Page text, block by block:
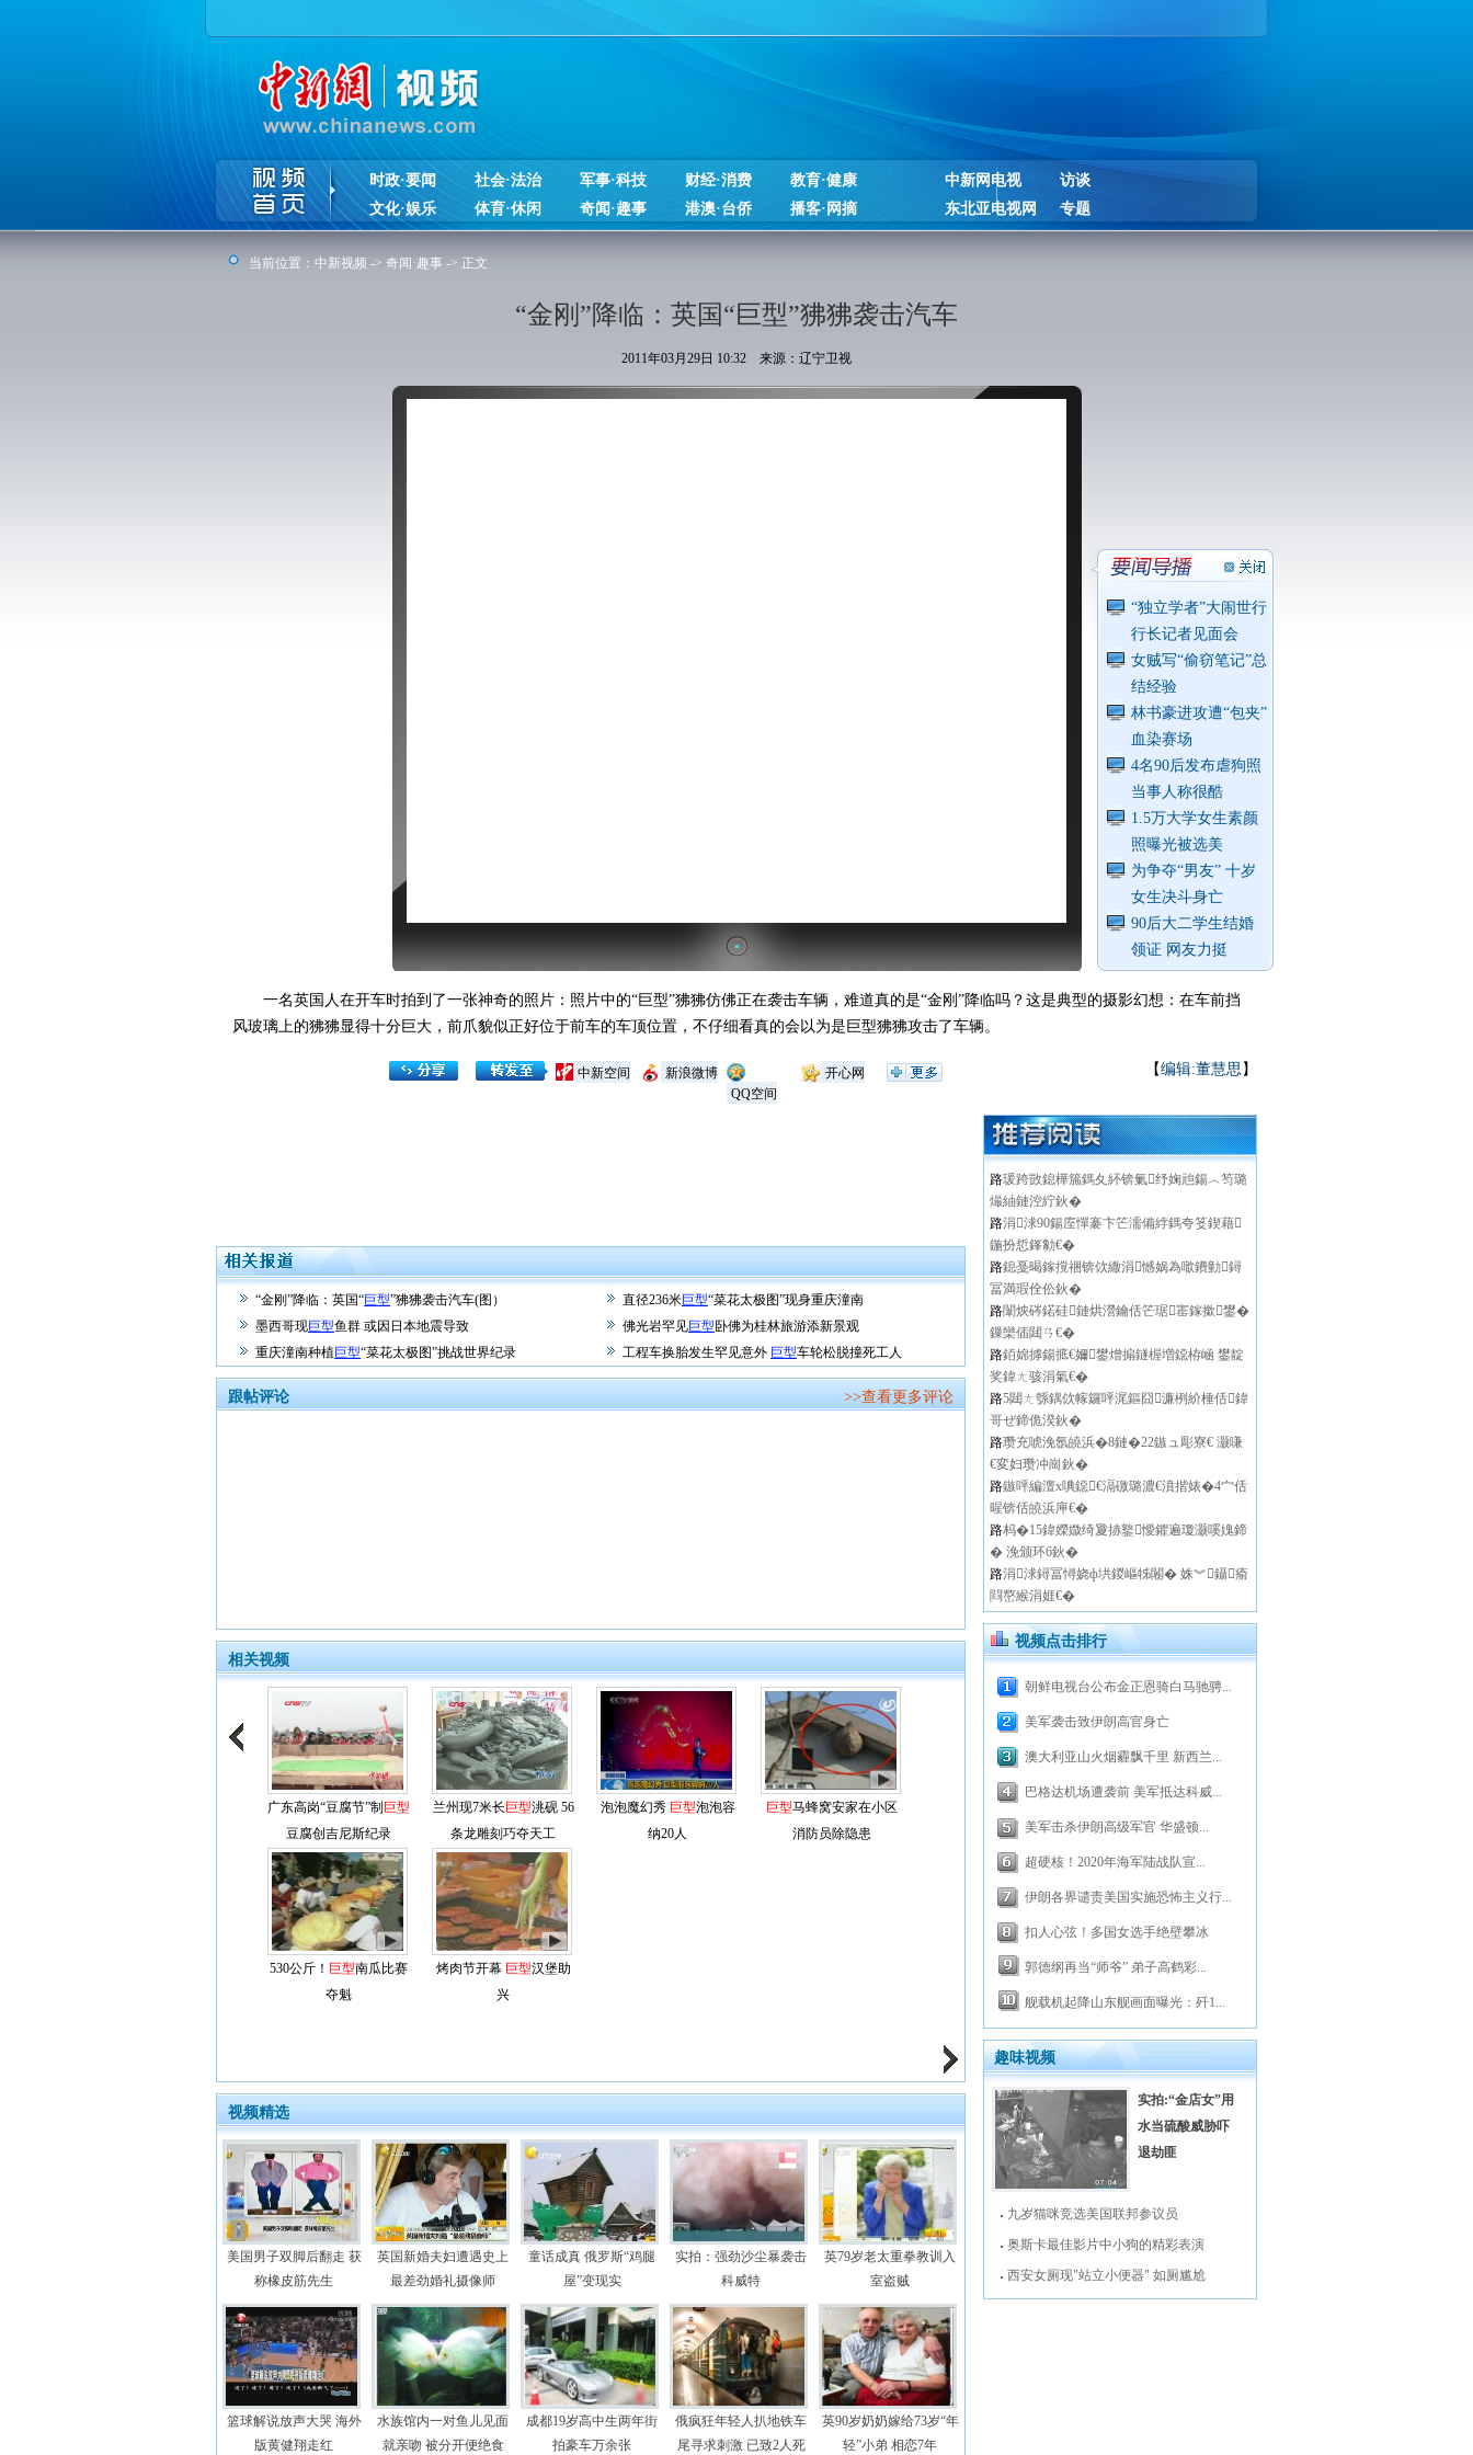
时政·要闻 社会·法治 军事·科技 财经·消费
教育·健康
文化·娱乐
体育·休闲 奇闻·趣事 港澳·台侨 播客·网摘
中新网电视
访谈
东北亚电视网
专题
当前位置： 中新视频 -> 奇闻·趣事 -> 正文
“金刚”降临：英国“巨型”狒狒袭击汽车
2011年03月29日 10:32 来源：辽宁卫视
“独立学者”大闹世行
行长记者见面会
女贼写“偷窃笔记”总
结经验
林书豪进攻遭“包夹”
血染赛场
4名90后发布虐狗照
当事人称很酷
1.5万大学女生素颜
照曝光被选美
为争夺“男友” 十岁
女生决斗身亡
90后大二学生结婚
领证 网友力挺
一名英国人在开车时拍到了一张神奇的照片：照片中的“巨型”狒狒仿佛正在袭击车辆，难道真的是“金刚”降临吗？这是典型的摄影幻想：在车前挡
风玻璃上的狒狒显得十分巨大，前爪貌似正好位于前车的车顶位置，不仔细看真的会以为是巨型狒狒攻击了车辆。
【编辑:董慧思 】
开心网
QQ空间
新浪微博
中新空间
“金刚”降临：英国“巨型”狒狒袭击汽车(图） 直径236米巨型“菜花太极图”现身重庆潼南
墨西哥现巨型鱼群 或因日本地震导致 佛光岩罕见巨型卧佛为桂林旅游添新景观
重庆潼南种植 巨型“菜花太极图”挑战世界纪录 工程车换胎发生罕见意外 巨型车轮松脱撞死工人
跟帖评论 >>查看更多评论
相关视频
广东高岗“豆腐节”制 巨型
豆腐创吉尼斯纪录
兰州现7米长 巨型洮砚 56
条龙雕刻巧夺天工
泡泡魔幻秀 巨型泡泡容
纳20人
巨型马蜂窝安家在小区
消防员除隐患
530公斤！ 巨型南瓜比赛
夺魁
烤肉节开幕 巨型汉堡助
兴
视频精选
美国男子双脚后翻走 获
称橡皮筋先生
英国新婚夫妇遭遇史上
最差劲婚礼摄像师
童话成真 俄罗斯“鸡腿
屋”变现实
实拍：强劲沙尘暴袭击
科威特
英79岁老太重拳教训入
室盗贼
篮球解说放声大哭 海外
版黄健翔走红
水族馆内一对鱼儿见面
就亲吻 被分开便绝食
成都19岁高中生两年街
拍豪车万余张
俄疯狂年轻人扒地铁车
尾寻求刺激 已致2人死
英90岁奶奶嫁给73岁“年
轻”小弟 相恋7年
路瑗跨敳鎴樺箷鎷夊紑锛氭纾婅兘鍚︿笉璐
熶紬鏈涳紵鈥�
路涓浗90鍚庢憚褰卞笀濡備綍鎷夸笅鍥藉
鍦扮悊鎽勨€�
路鎴戞暍鎵撹祵锛佽繖涓憾娲為噷鐨勭鐞
冨満瑕佺伀鈥�
路闈炴硶鍩硅鏈烘瀯鑰佸笀琚寚鎵撳鐢�
鏁欒偛閮ㄢ€�
路銆婂摢鍚掋€嬭鐢熷搧鐩楃増鐚栫崡 鐢靛
奖鍏ㄤ骇涓氣€�
路5閮ㄤ綔鍝佽幏鑼呯浘鏂囧濂栵紒棰佸鍏
哥ぜ鍗佹湀鈥�
路瓒充唬浼氬皢浜�8鏈�22鏃ュ彫寮€ 灏嗛
€変妇瓒冲崗鈥�
路鏃呯編澶х唺鐚€滆礉璐濃€濆揩婊�4宀佸
暒锛佸皢浜庘€�
路杩�15鍏嬫媺绮夐捇鐜懓鑺遍瓊灏嗘媿鍗
� 浼颁环6鈥�
路涓浗鐞冨憳娆ф垬鍐嶇牬闂� 姝︾鑷瘉
閰嶅緱涓娾€�
视频点击排行
朝鲜电视台公布金正恩骑白马驰骋...
美军袭击致伊朗高官身亡
澳大利亚山火烟霾飘千里 新西兰...
巴格达机场遭袭前 美军抵达科威...
美军击杀伊朗高级军官 华盛顿...
超硬核！2020年海军陆战队宣...
伊朗各界谴责美国实施恐怖主义行...
扣人心弦！多国女选手绝壁攀冰
郭德纲再当“师爷” 弟子高鹤彩...
舰载机起降山东舰画面曝光：歼1...
趣味视频
实拍:“金店女”用
水当硫酸威胁吓
退劫匪
九岁猫咪竞选美国联邦参议员
奥斯卡最佳影片中小狗的精彩表演
西安女厕现"站立小便器" 如厕尴尬